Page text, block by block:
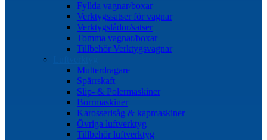
Fyllda vagnar/boxar
Verktygssatser för vagnar
Verktygslådor/satser
Tomma vagnar/boxar
Tillbehör Verktygsvagnar
Mutterdragare
Spärrskaft
Slip- & Polermaskiner
Borrmaskiner
Karosserisåg & kapmaskiner
Övriga luftverktyg
Tillbehör luftverktyg